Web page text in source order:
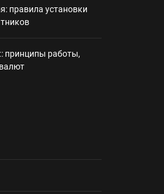
правила установки
принципы работы,